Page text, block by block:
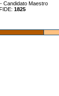
- Candidato Maestro
1825